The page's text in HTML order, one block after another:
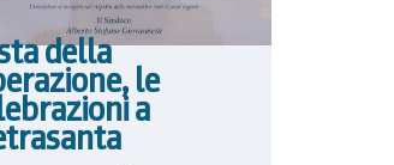
della
le
a